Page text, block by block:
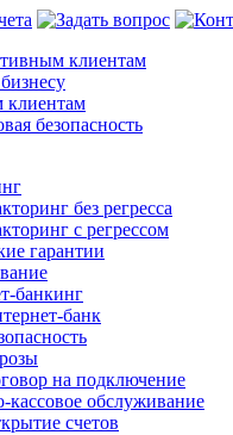
клиентам
клиентам
безопасность
без регресса
с регрессом
гарантии
банкинг
банк
на подключение
кассовое обслуживание
счетов